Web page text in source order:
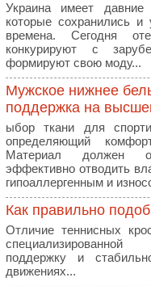
Украина имеет давние
которые сохранились
времена. Сегодня
конкурируют с
формируют свою моду...
Мужское нижнее
поддержка на
ыбор ткани для
определяющий
Материал должен
эффективно отводить
гипоаллергенным и
Как правильно
Отличие теннисных
поддержку и
движениях...